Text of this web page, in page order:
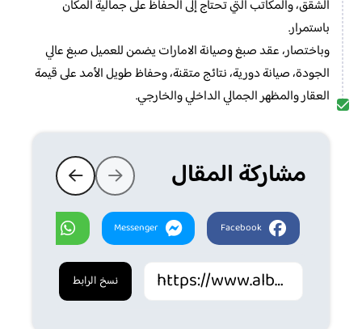
الشقق، والمكاتب التي تحتاج إلى الحفاظ على جمالية المكان
باستمرار.
وباختصار، عقد صبغ وصيانة الامارات يضمن للعميل صبغ عالي
الجودة، صيانة دورية، نتائج متقنة، وحفاظ طويل الأمد على قيمة
العقار والمظهر الجمالي الداخلي والخارجي.
مشاركة المقال
Facebook
Messenger
نسخ الرابط